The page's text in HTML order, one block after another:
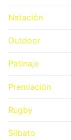
Natación
Outdoor
Patinaje
Premiación
Rugby
Silbato